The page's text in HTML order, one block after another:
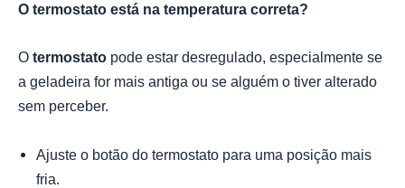
O termostato está na temperatura correta?
O termostato pode estar desregulado, especialmente se
a geladeira for mais antiga ou se alguém o tiver alterado
sem perceber.
Ajuste o botão do termostato para uma posição mais
fria.